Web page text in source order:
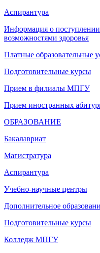
Аспирантура
Информация о
возможностями здоровья
Платные образовательные
Подготовительные курсы
Прием в филиалы МПГУ
Прием иностранных
ОБРАЗОВАНИЕ
Бакалавриат
Магистратура
Аспирантура
Учебно-научные центры
Дополнительное
Подготовительные курсы
Колледж МПГУ